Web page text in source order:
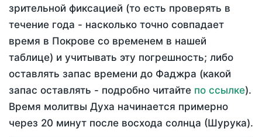
зрительной фиксацией (то есть проверять в
течение года - насколько точно совпадает
время в Покрове со временем в нашей
таблице) и учитывать эту погрешность; либо
оставлять запас времени до Фаджра (какой
запас оставлять - подробно читайте по ссылке).
Время молитвы Духа начинается примерно
через 20 минут после восхода солнца (Шурука).